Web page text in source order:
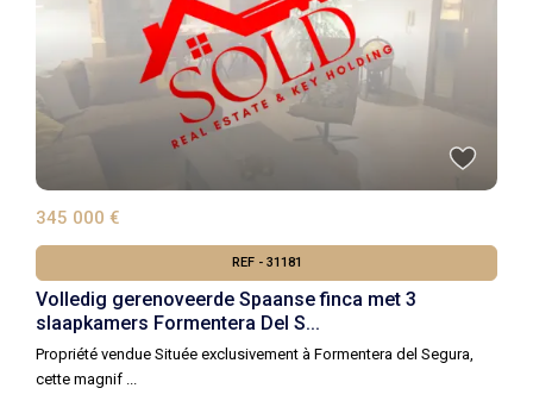
345 000 €
REF - 31181
Volledig gerenoveerde Spaanse finca met 3
slaapkamers Formentera Del S...
Propriété vendue Située exclusivement à Formentera del Segura,
cette magnif ...